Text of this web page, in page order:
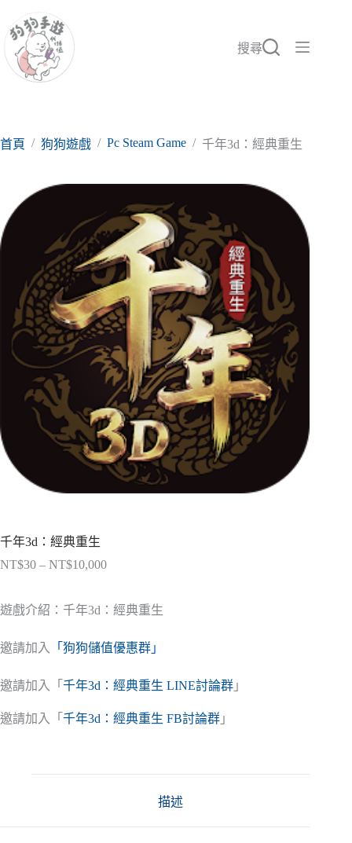
至
要
搜尋
首頁 / 狗狗遊戲 / Pc Steam Game / 千年3d：經典重生
千年3d：經典重生
NT$30 – NT$10,000價
範
NT$30
到
遊戲介紹：千年3d：經典重生
邀請加入 「狗狗儲值優惠群」
邀請加入「 千年3d：經典重生 LINE討論群 」
邀請加入「 千年3d：經典重生 FB討論群 」
描述